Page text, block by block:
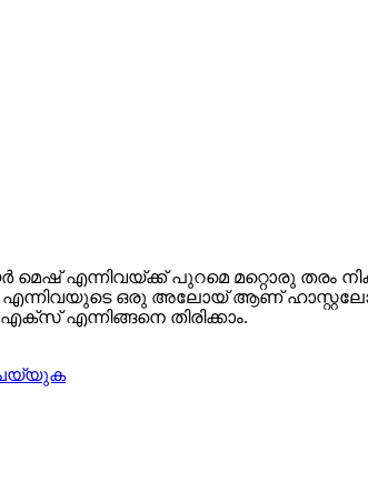
എന്നിവയ്‌ക്ക് പുറമെ മറ്റൊരു
എന്നിവയുടെ ഒരു അലോയ് ആണ്
എന്നിങ്ങനെ തിരിക്കാം.